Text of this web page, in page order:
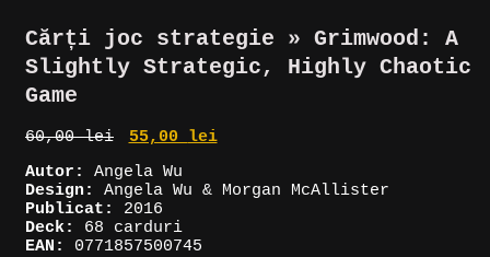
Cărți joc strategie » Grimwood: A
Slightly Strategic, Highly Chaotic
Game
60,00lei
Prețul
a
fost:
60,00 lei.
55,00 lei
55,00 lei.
Autor:
Angela Wu
Design:
Angela Wu & Morgan McAllister
Publicat:
2016
Deck:
68 carduri
EAN:
0771857500745